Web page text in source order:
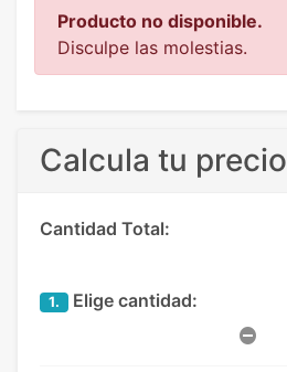
Producto no disponible.
Disculpe las molestias.
Calcula tu precio
Cantidad Total:
1. Elige cantidad: